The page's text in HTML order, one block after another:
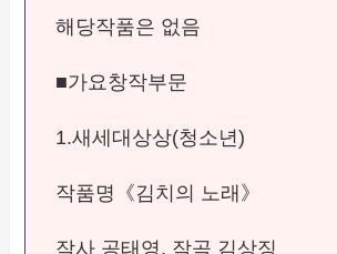
해당작품은 없음
■가요창작부문
1.새세대상상(청소년)
작품명《김치의 노래》
작사 공태영, 작곡 김상징